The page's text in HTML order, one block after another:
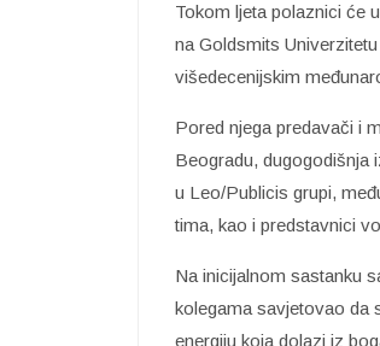
Tokom ljeta polaznici će
na Goldsmits
višedecenijskim
Pored njega predavači i
Beogradu, dugogodišnja
u Leo/Publicis grupi,
tima, kao i predstavnici
Na inicijalnom sastanku
kolegama savjetovao da
energiju koja dolazi iz